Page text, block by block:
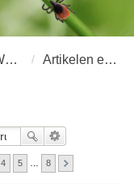
Nieuws, Wetenschap en Artikelen Artikelen en Linkjes
4 5 8